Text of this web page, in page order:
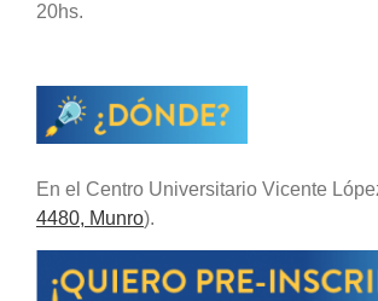
20hs.
En el Centro Universitario Vicente
4480, Munro).